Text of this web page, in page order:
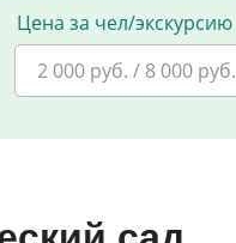
Цена за чел/экскурсию
2 000 руб. / 8 000 руб.